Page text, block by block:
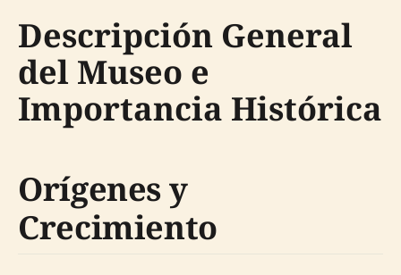
Descripción General
del Museo e
Importancia Histórica
Orígenes y
Crecimiento